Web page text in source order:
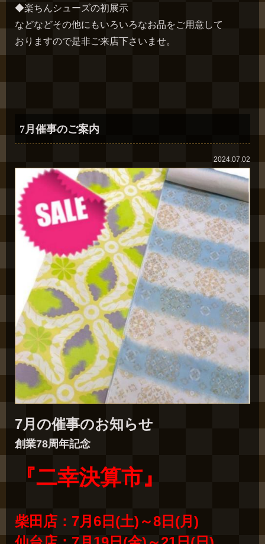
◆楽ちんシューズの初展示
などなどその他にもいろいろなお品をご用意して
おりますので是非ご来店下さいませ。
7月催事のご案内
2024.07.02
7月の催事のお知らせ
創業78周年記念
『二幸決算市』
柴田店：7月6日(土)～8日(月)